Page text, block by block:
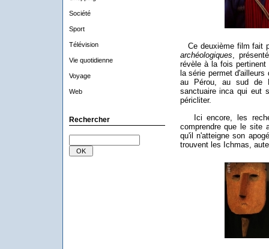
Société
Sport
Télévision
Vie quotidienne
Voyage
Web
Rechercher
Ce deuxième film fait
archéologiques ,
révèle à la fois
la série permet
au Pérou, au sud de
sanctuaire inca qui eut
péricliter.
Ici encore, les
comprendre que le site
qu'il n'atteigne son
trouvent les Ichmas,